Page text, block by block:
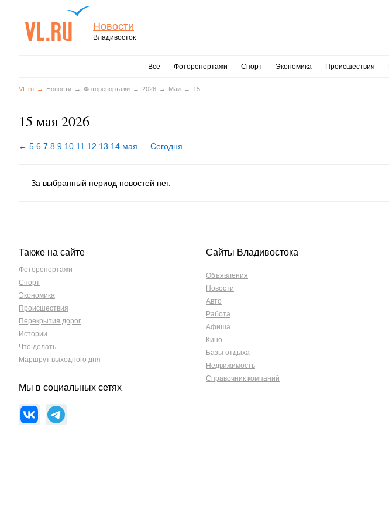
Новости
Владивосток
Все Фоторепортажи Спорт Экономика Происшествия
VL.ru Новости Фоторепортажи 2026 Май 15
15 мая 2026
← 5 6 7 8 9 10 11 12 13 14 мая Сегодня
За выбранный период новостей нет.
Также на сайте
Фоторепортажи
Спорт
Экономика
Происшествия
Перекрытия дорог
Истории
Что делать
Маршрут выходного дня
Мы в социальных сетях
Сайты Владивостока
Объявления
Новости
Авто
Работа
Афиша
Кино
Базы отдыха
Недвижимость
Справочник компаний